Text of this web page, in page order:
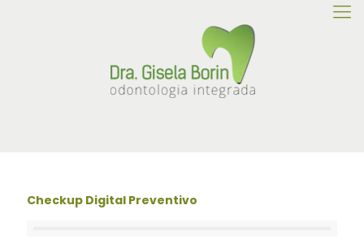
Checkup Digital Preventivo